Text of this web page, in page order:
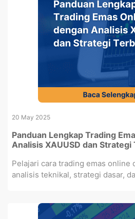
20 May 2025
Panduan Lengkap Trading
Analisis XAUUSD dan Strategi
Pelajari cara trading emas online
analisis teknikal, strategi dasar,